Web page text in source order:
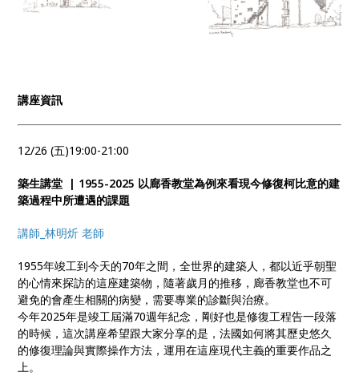
講座資訊
12/26 (五)19:00-21:00
築生講堂 | 1955-2025 以廊香教堂為例來看現今修復柯比意的建
築過程中所遭遇的課題
講師_林明炘 老師
1955年竣工到今天的70年之間，全世界的建築人，都以近乎朝聖
的心情來探訪的這座建築物，隨著歲月的推移，廊香教堂也不可
避免的會產生相關的病變，需要專業的診斷與治療。
今年2025年是竣工屆滿70週年紀念，剛好也是修復工程告一段落
的時候，這次講座希望跟大家分享的是，法國如何將其歷史悠久
的修復理論與實際操作方法，運用在這座現代主義的重要作品之
上。